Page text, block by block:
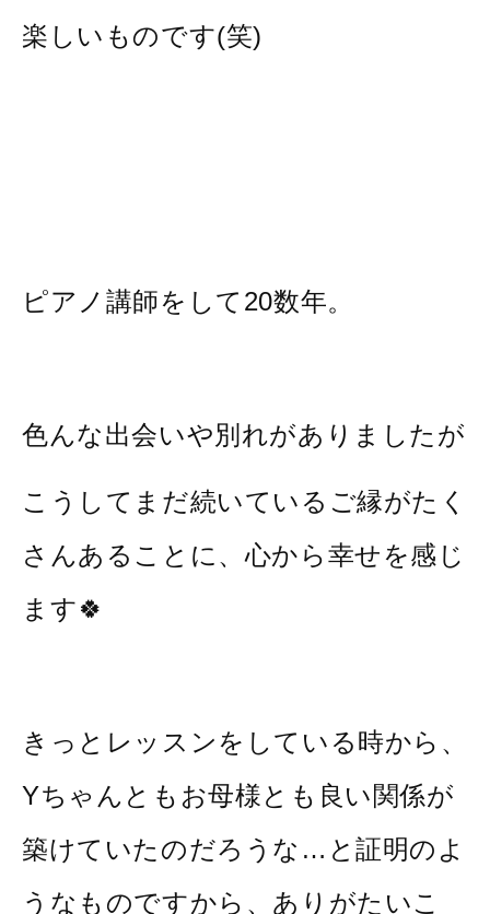
楽しいものです(笑)
ピアノ講師をして20数年。
色んな出会いや別れがありましたが
こうしてまだ続いているご縁がたく
さんあることに、心から幸せを感じ
ます🍀
きっとレッスンをしている時から、
Yちゃんともお母様とも良い関係が
築けていたのだろうな…と証明のよ
うなものですから、ありがたいこ